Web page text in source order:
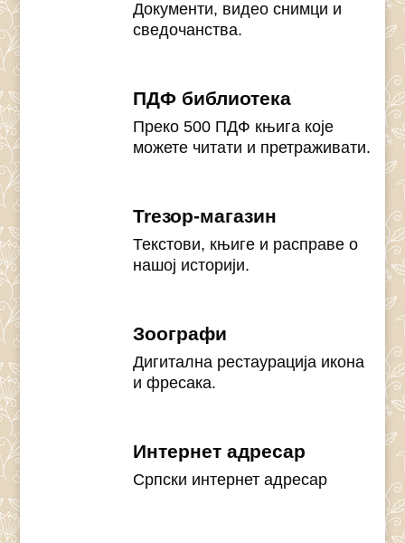
Документи, видео снимци и
сведочанства.
ПДФ библиотека
Преко 500 ПДФ књига које
можете читати и претраживати.
Treзор-магазин
Текстови, књиге и расправе о
нашој историји.
Зоографи
Дигитална рестаурација икона
и фресака.
Интернет адресар
Српски интернет адресар